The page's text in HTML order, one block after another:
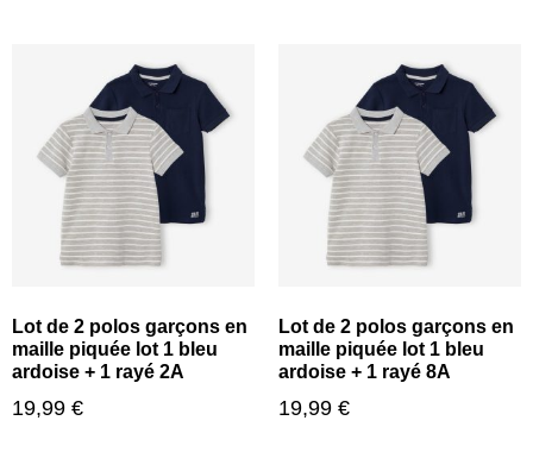
Lot de 2 polos garçons en
maille piquée lot 1 bleu
ardoise + 1 rayé 2A
19,99 €
Lot de 2 polos garçons en
maille piquée lot 1 bleu
ardoise + 1 rayé 8A
19,99 €